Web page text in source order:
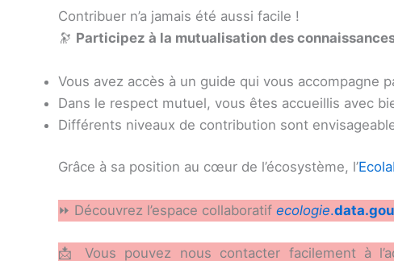
Contribuer n’a jamais été aussi facile !
🔭 Participez à la mutualisation des
Vous avez accès à un guide qui vous accompagne
Dans le respect mutuel, vous êtes accueillis avec
Différents niveaux de contribution sont
Grâce à sa position au cœur de l’écosystème, l’
⏩ Découvrez l’espace collaboratif ecologie.
📩 Vous pouvez nous contacter facilement à